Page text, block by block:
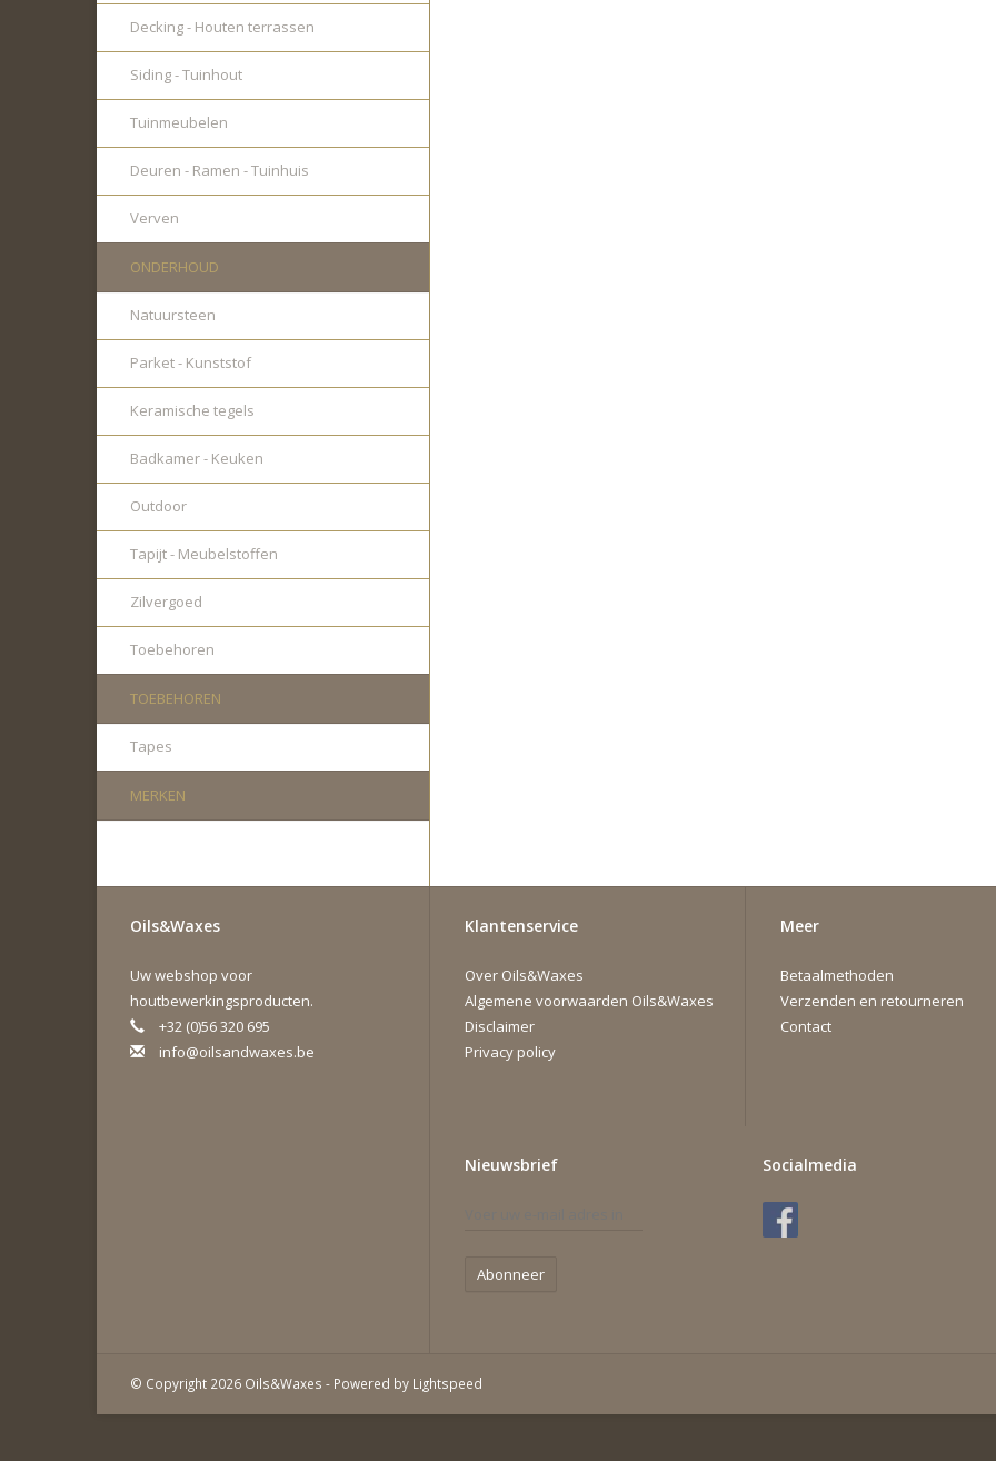
Decking - Houten terrassen
Siding - Tuinhout
Tuinmeubelen
Deuren - Ramen - Tuinhuis
Verven
ONDERHOUD
Natuursteen
Parket - Kunststof
Keramische tegels
Badkamer - Keuken
Outdoor
Tapijt - Meubelstoffen
Zilvergoed
Toebehoren
TOEBEHOREN
Tapes
MERKEN
Oils&Waxes
Uw webshop voor
houtbewerkingsproducten.
+32 (0)56 320 695
info@oilsandwaxes.be
Klantenservice
Over Oils&Waxes
Algemene voorwaarden Oils&Waxes
Disclaimer
Privacy policy
Meer
Betaalmethoden
Verzenden en retourneren
Contact
Nieuwsbrief
Abonneer
Socialmedia
© Copyright 2026 Oils&Waxes - Powered by Lightspeed